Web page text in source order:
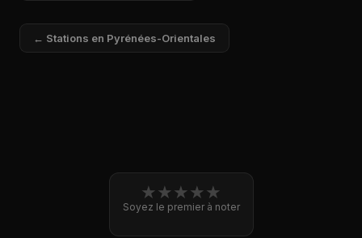
← Stations en Pyrénées-Orientales
★★★★★
Soyez le premier à noter